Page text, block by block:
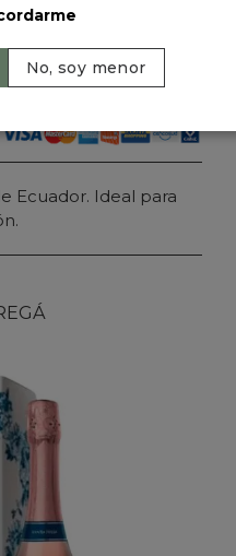
carrito
Ecuador. Ideal para